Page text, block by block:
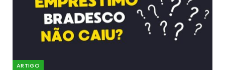
ARTIGO